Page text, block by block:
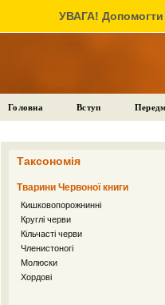
УВАГА! Допомогти
Головна Вступ
Таксономія
Тварини Червоної книги
Кишковопорожнинні
Круглі черви
Кільчасті черви
Членистоногі
Молюски
Хордові